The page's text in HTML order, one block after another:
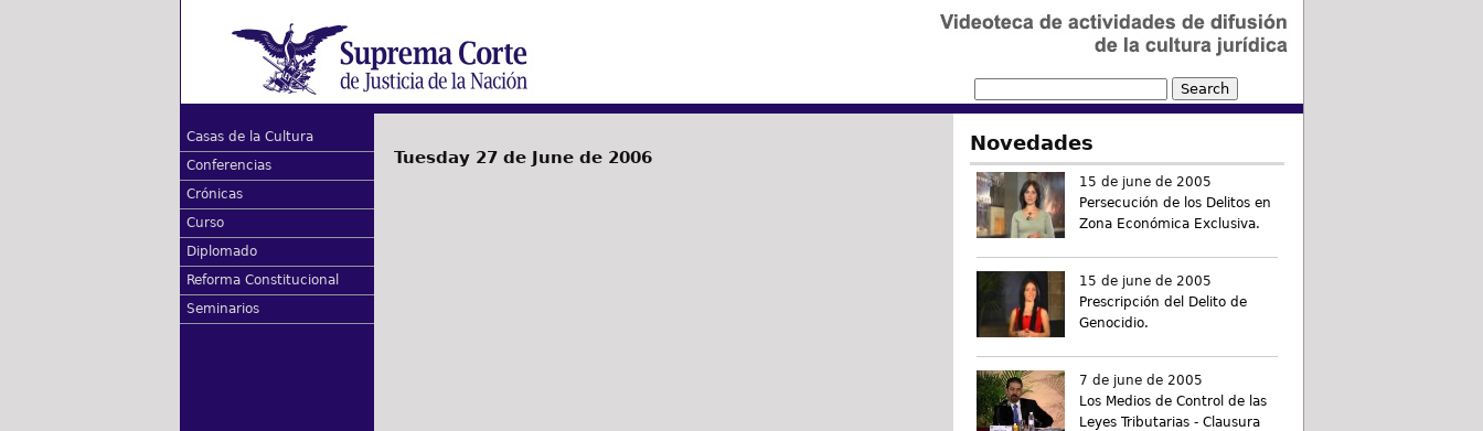
Casas de la Cultura
Conferencias
Crónicas
Curso
Diplomado
Reforma Constitucional
Seminarios
Tuesday 27 de June de 2006
Novedades
15 de june de 2005
Persecución de los Delitos en
Zona Económica Exclusiva.
15 de june de 2005
Prescripción del Delito de
Genocidio.
7 de june de 2005
Los Medios de Control de las
Leyes Tributarias - Clausura